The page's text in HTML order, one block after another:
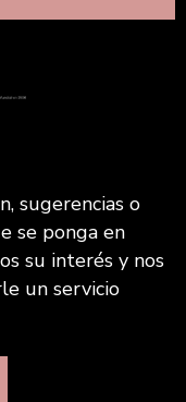
sugerencias o
se ponga en
su interés y nos
un servicio